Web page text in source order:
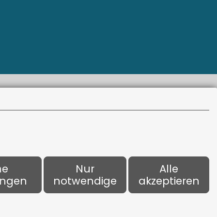
Nur
notwendige
Alle
akzeptieren
9:00 Uhr - 17:00 Uhr
Freitag: